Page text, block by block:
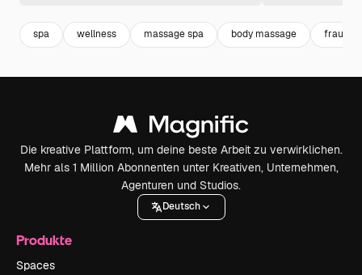
spa wellness massage spa body massage frau
Die kreative Plattform, um deine beste Arbeit zu verwirklichen.
Mehr als 1 Million Abonnenten unter Kreativen, Unternehmen,
Agenturen und Studios.
Deutsch
Produkte
Spaces